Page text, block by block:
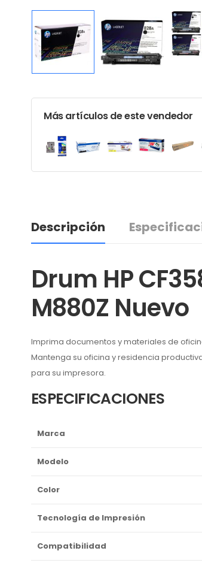
Más artículos de este vendedor
Descripción
Drum HP
M880Z Nuevo
Imprima documentos y materiales de
Mantenga su oficina y residencia
para su impresora.
ESPECIFICACIONES
Marca
Modelo
Color
Tecnología de Impresión
Compatibilidad